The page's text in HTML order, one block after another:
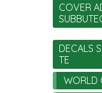
COVER
DECALS
TE
WORLD